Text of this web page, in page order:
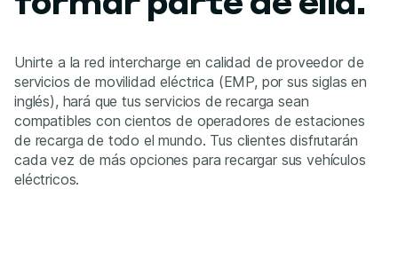
Unirte a la red intercharge en calidad de proveedor de
servicios de movilidad eléctrica (EMP, por sus siglas en
inglés), hará que tus servicios de recarga sean
compatibles con cientos de operadores de estaciones
de recarga de todo el mundo. Tus clientes disfrutarán
cada vez de más opciones para recargar sus vehículos
eléctricos.